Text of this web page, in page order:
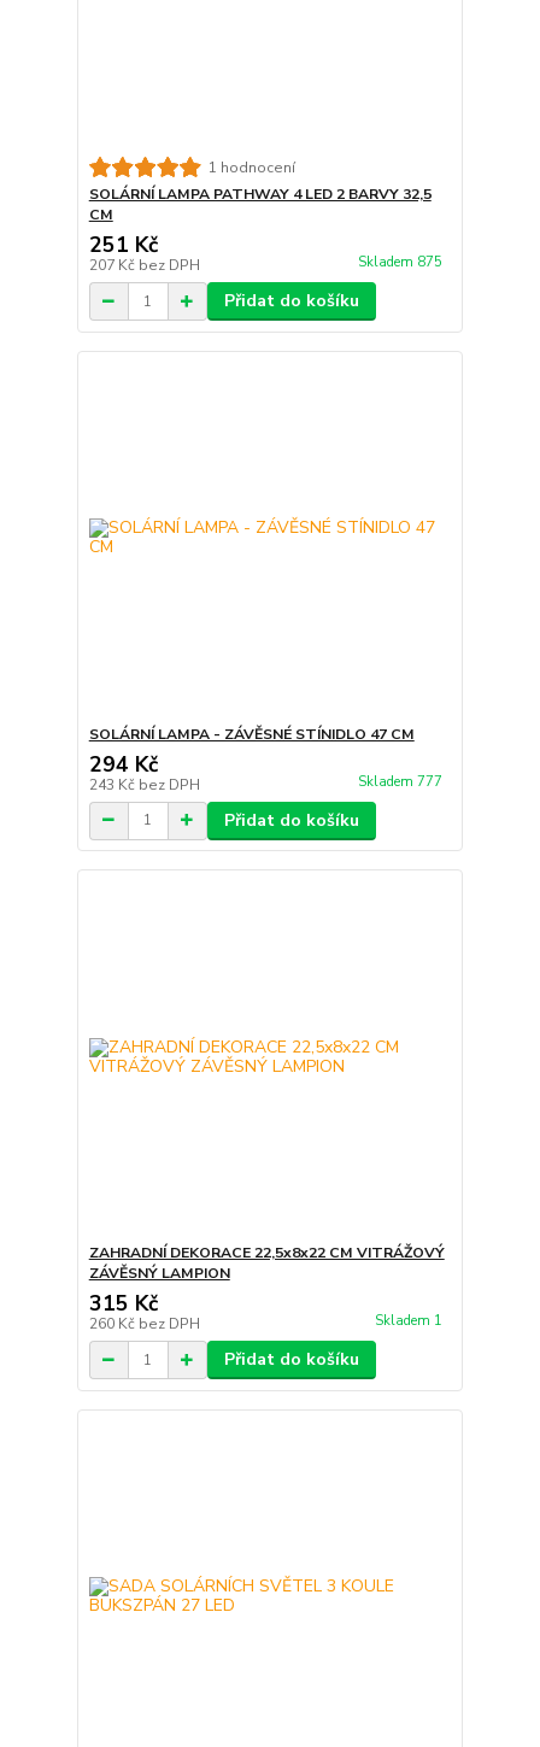
1 hodnocení
SOLÁRNÍ LAMPA PATHWAY 4 LED 2 BARVY 32,5
CM
251 Kč
207 Kč bez DPH Skladem 875
Přidat do košíku
SOLÁRNÍ LAMPA - ZÁVĚSNÉ STÍNIDLO 47 CM
294 Kč
243 Kč bez DPH Skladem 777
Přidat do košíku
ZAHRADNÍ DEKORACE 22,5x8x22 CM VITRÁŽOVÝ
ZÁVĚSNÝ LAMPION
315 Kč
260 Kč bez DPH Skladem 1
Přidat do košíku